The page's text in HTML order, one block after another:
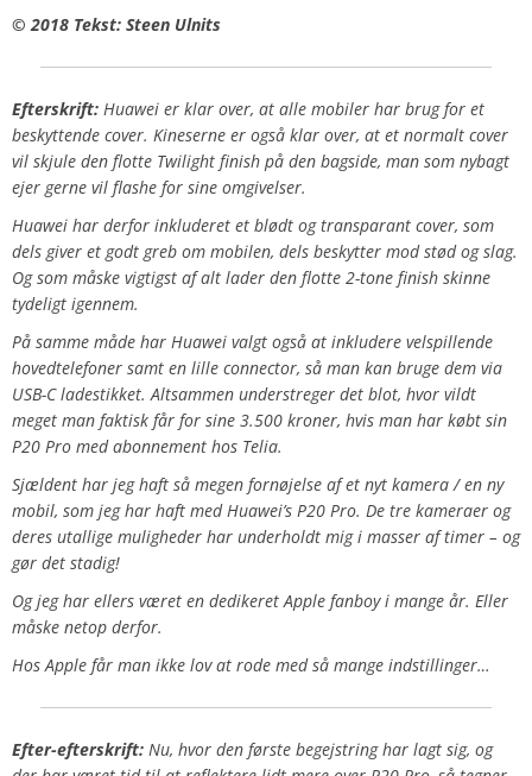
© 2018 Tekst: Steen Ulnits
Efterskrift: Huawei er klar over, at alle mobiler har brug for et
beskyttende cover. Kineserne er også klar over, at et normalt cover
vil skjule den flotte Twilight finish på den bagside, man som nybagt
ejer gerne vil flashe for sine omgivelser.
Huawei har derfor inkluderet et blødt og transparant cover, som
dels giver et godt greb om mobilen, dels beskytter mod stød og slag.
Og som måske vigtigst af alt lader den flotte 2-tone finish skinne
tydeligt igennem.
På samme måde har Huawei valgt også at inkludere velspillende
hovedtelefoner samt en lille connector, så man kan bruge dem via
USB-C ladestikket. Altsammen understreger det blot, hvor vildt
meget man faktisk får for sine 3.500 kroner, hvis man har købt sin
P20 Pro med abonnement hos Telia.
Sjældent har jeg haft så megen fornøjelse af et nyt kamera / en ny
mobil, som jeg har haft med Huawei’s P20 Pro. De tre kameraer og
deres utallige muligheder har underholdt mig i masser af timer – og
gør det stadig!
Og jeg har ellers været en dedikeret Apple fanboy i mange år. Eller
måske netop derfor.
Hos Apple får man ikke lov at rode med så mange indstillinger…
Efter-efterskrift: Nu, hvor den første begejstring har lagt sig, og